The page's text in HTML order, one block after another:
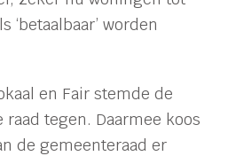
worden
en Fair stemde de
tegen. Daarmee koos
de gemeenteraad er